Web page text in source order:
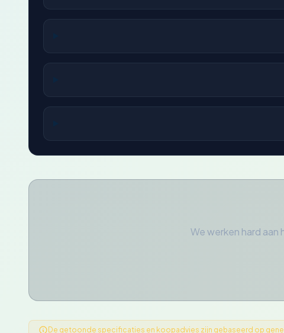
We werken hard
De getoonde specificaties en koopadvies zijn gebaseerd op